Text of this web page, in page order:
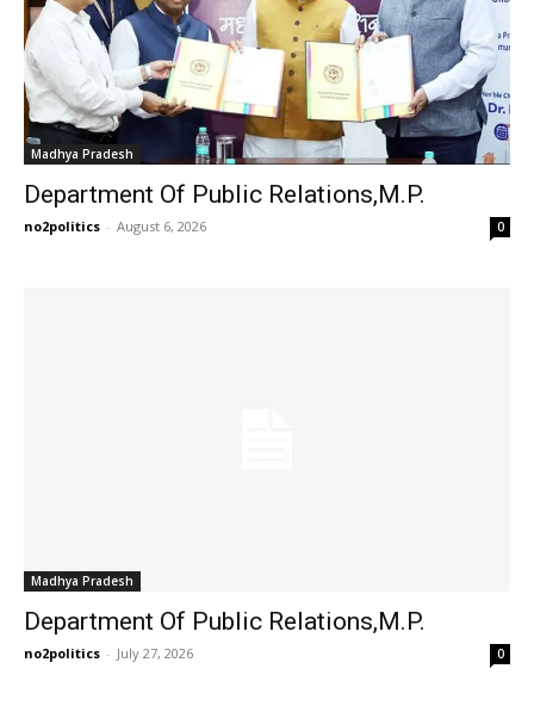
Madhya Pradesh
Department Of Public Relations,M.P.
no2politics - August 6, 2026 0
Madhya Pradesh
Department Of Public Relations,M.P.
no2politics - July 27, 2026 0